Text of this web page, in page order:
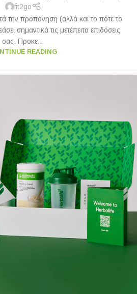
fit2go
την προπόνηση (αλλά και το πότε το
σημαντικά τις μετέπειτα επιδόσεις
σας. Προκε...
READING